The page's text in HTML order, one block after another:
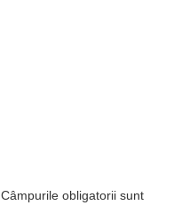
Câmpurile obligatorii sunt